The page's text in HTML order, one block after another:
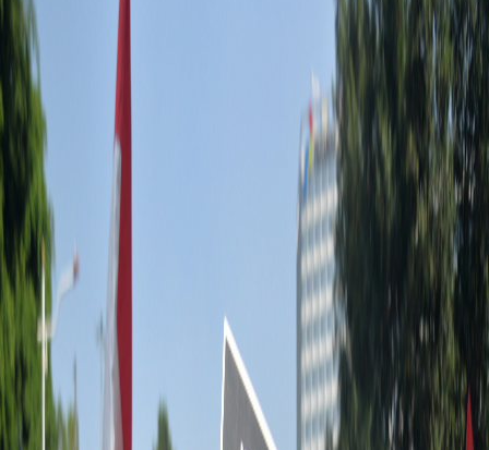
Sejarah
Iqtishodia
Sastra
Literasi Umat